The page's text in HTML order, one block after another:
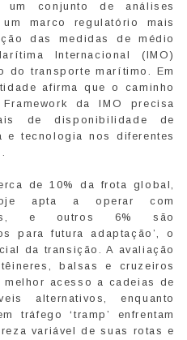
um conjunto de análises
marco regulatório mais
das medidas de médio
Internacional (IMO)
do transporte marítimo. Em
afirma que o caminho
da IMO precisa
de disponibilidade de
e tecnologia nos diferentes
de 10% da frota global,
apta a operar com
e outros 6% são
para futura adaptação’, o
da transição. A avaliação
balsas e cruzeiros
acesso a cadeias de
alternativos, enquanto
tráfego ‘tramp’ enfrentam
variável de suas rotas e